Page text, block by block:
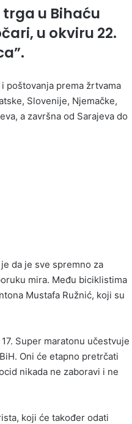
u Bihaću
u okviru 22.
poštovanja prema žrtvama
Slovenije, Njemačke,
a završna od Sarajeva do
da je sve spremno za
mira. Među biciklistima
Mustafa Ružnić, koji su
Super maratonu učestvuje
Oni će etapno pretrčati
nikada ne zaboravi i ne
koji će također odati